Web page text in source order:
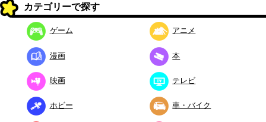
カテゴリーで探す
ゲーム アニメ
漫画 本
映画 テレビ
ホビー 車・バイク